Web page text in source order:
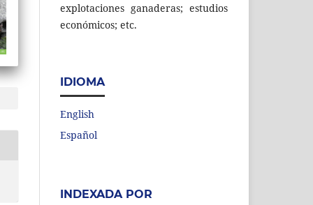
explotaciones ganaderas; estudios
económicos; etc.
IDIOMA
English
Español
INDEXADA POR